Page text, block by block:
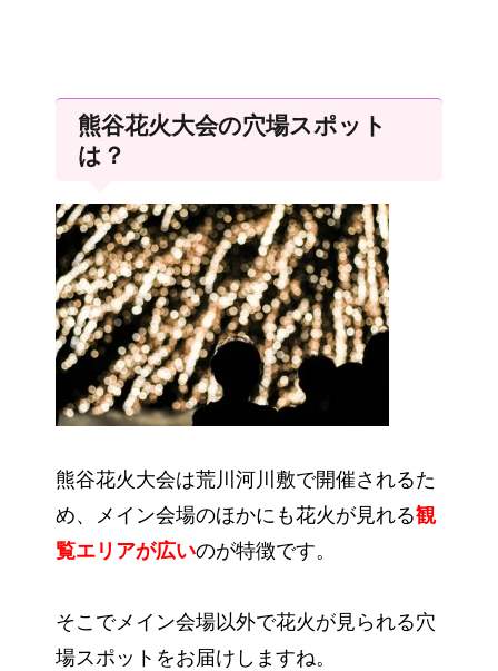
熊谷花火大会の穴場スポット
は？
熊谷花火大会は荒川河川敷で開催されるた
め、メイン会場のほかにも花火が見れる観
覧エリアが広いのが特徴です。
そこでメイン会場以外で花火が見られる穴
場スポットをお届けしますね。